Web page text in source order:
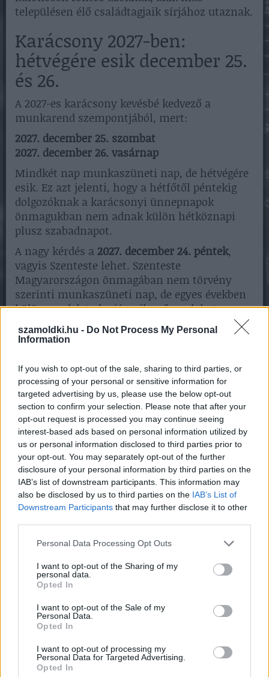
szamoldki.hu - Do Not Process My Personal
Information
If you wish to opt-out of the sale, sharing to third parties, or
processing of your personal or sensitive information for
targeted advertising by us, please use the below opt-out
section to confirm your selection. Please note that after your
opt-out request is processed you may continue seeing
interest-based ads based on personal information utilized by
us or personal information disclosed to third parties prior to
your opt-out. You may separately opt-out of the further
disclosure of your personal information by third parties on the
IAB’s list of downstream participants. This information may
also be disclosed by us to third parties on the IAB’s List of
Downstream Participants that may further disclose it to other
Please note that this website/app uses one or more Google
not limited to your visit or usage behaviour. You may click to
grant or deny consent to Google and its third-party tags to
use your data for below specified purposes in below Google
consent section.
Personal Data Processing Opt Outs
I want to opt-out of the Sharing of my
personal data.
Opted In
I want to opt-out of the Sale of my
Personal Data.
Opted In
I want to opt-out of processing my
Personal Data for Targeted Advertising.
Opted In
településen élő családtagjaik sírjához utaznak.
Karácsony 2027-ben:
hétvégére esik december 25.
és 26.
A 2027-es karácsony kevésbé kedvező a
munkarend szempontjából, mert:
2027. december 25. szombat
2027. december 26. vasárnap
Mindkét nap munkaszüneti nap, de hétvégére
esik. Ez azt jelenti, hogy a hétfőtől péntekig
dolgozóknak a karácsonyi ünnepnapok
önmagukban nem adnak külön hétköznapi
plusz szabadnapot.
A nagy kérdés a 2027. december 24. péntek,
vagyis Szenteste lehet. Szenteste
Magyarországon önmagában nem törvény
szerinti munkaszüneti nap, de egyes években
külön rendelet alapján pihenőnap lehet,
amelyet másik szombati munkanappal
dolgoznak le. Mivel a 2027-es külön
itt csak várható lehetőségről lehet beszélni,
nem biztos tényről.
Ezért a pontos, jogilag biztos megfogalmazás:
2027. december 24. péntek jelenleg nem
törvény szerinti munkaszüneti nap, de a
későbbi munkarend-rendelet alapján akár
pihenőnap is lehet.
Hosszú hétvégék 2027-ben
A 2027-es naptár alapján ezek a hosszú
munkaszüneti napok miatt:
Időszak
Hossz Miért?
2027. január 1–3.
2027. március 13–15.
Március 15.
2027. március 26–29. 4 nap Nagypéntek és
húsvéthétfő